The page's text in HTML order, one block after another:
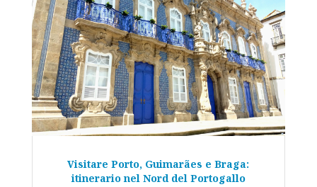
Visitare Porto, Guimarães e Braga:
itinerario nel Nord del Portogallo